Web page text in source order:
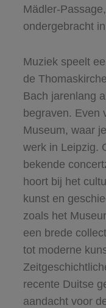
Mädler-
ondergebracht
Muziek speelt
de
Bach jarenlang
begraven. Even
Museum, waar
werk in Leipzig.
bekende
hoort bij het
kunst en
zoals het
een brede
tot moderne
recente Duitse
aandacht voor